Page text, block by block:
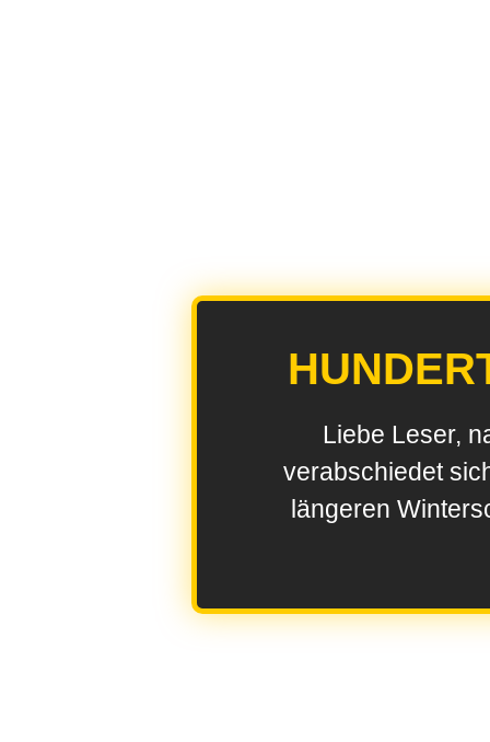
Liebe Leser,
verabschiedet
längeren